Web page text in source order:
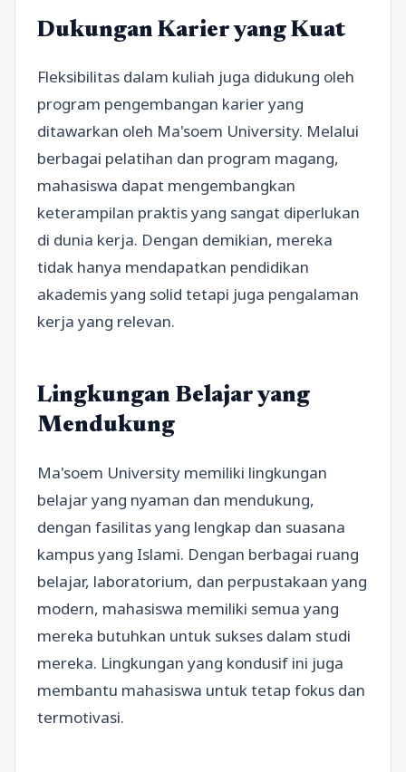
Dukungan Karier yang Kuat
Fleksibilitas dalam kuliah juga didukung oleh
program pengembangan karier yang
ditawarkan oleh Ma'soem University. Melalui
berbagai pelatihan dan program magang,
mahasiswa dapat mengembangkan
keterampilan praktis yang sangat diperlukan
di dunia kerja. Dengan demikian, mereka
tidak hanya mendapatkan pendidikan
akademis yang solid tetapi juga pengalaman
kerja yang relevan.
Lingkungan Belajar yang
Mendukung
Ma'soem University memiliki lingkungan
belajar yang nyaman dan mendukung,
dengan fasilitas yang lengkap dan suasana
kampus yang Islami. Dengan berbagai ruang
belajar, laboratorium, dan perpustakaan yang
modern, mahasiswa memiliki semua yang
mereka butuhkan untuk sukses dalam studi
mereka. Lingkungan yang kondusif ini juga
membantu mahasiswa untuk tetap fokus dan
termotivasi.